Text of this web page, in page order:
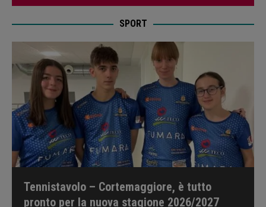
Tennistavolo – Cortemaggiore, è tutto
pronto per la nuova stagione 2026/2027
Serie B – Oliver Krilkovs è un nuovo giocatore dei
Fiorenzuola Bees
Savino Orazzo è un nuovo difensore del Fiorenzuola
Ciclismo – Alberto Baesso (Asd Programma Auto) è il “re”
del Giro del Friuli Venezia Giulia Master
Nuoto – Vittorino da Feltre in evidenza agli Italiani
Ragazzi con Pilla e Barbazza
PODCAST RADIO SOUND